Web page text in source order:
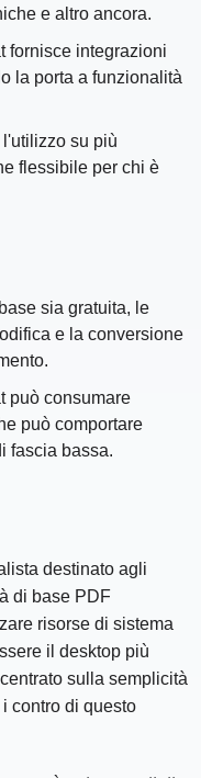
e altro ancora.
fornisce integrazioni
la porta a funzionalità
su più
flessibile per chi è
sia gratuita, le
e la conversione
può consumare
può comportare
fascia bassa.
destinato agli
di base PDF
risorse di sistema
il desktop più
sulla semplicità
contro di questo